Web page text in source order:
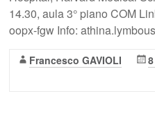
14.30, aula 3° piano COM
oopx-fgw Info:
Francesco GAVIOLI